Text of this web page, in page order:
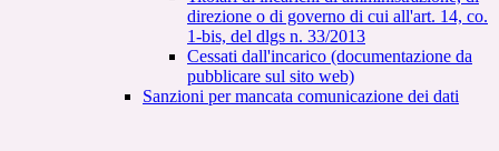
direzione o di governo di cui all'art. 14, co.
1-bis, del dlgs n. 33/2013
Cessati dall'incarico (documentazione da
pubblicare sul sito web)
Sanzioni per mancata comunicazione dei dati